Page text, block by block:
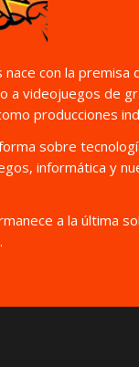
con la premisa
a videojuegos de
producciones
sobre
informática y
a la última